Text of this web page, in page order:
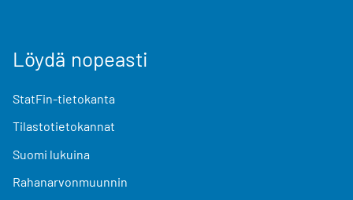
Löydä nopeasti
StatFin-tietokanta
Tilastotietokannat
Suomi lukuina
Rahanarvonmuunnin